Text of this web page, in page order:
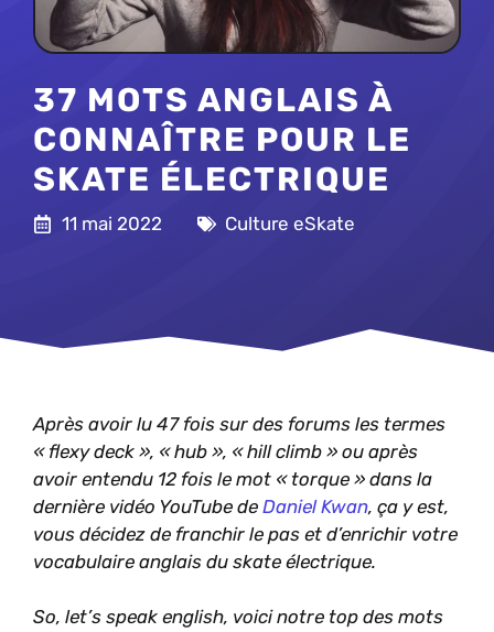
37 MOTS ANGLAIS À
CONNAÎTRE POUR LE
SKATE ÉLECTRIQUE
11 mai 2022 Culture eSkate
Après avoir lu 47 fois sur des forums les termes
« flexy deck », « hub », « hill climb » ou après
avoir entendu 12 fois le mot « torque » dans la
dernière vidéo YouTube de Daniel Kwan, ça y est,
vous décidez de franchir le pas et d’enrichir votre
vocabulaire anglais du skate électrique.
So, let’s speak english, voici notre top des mots